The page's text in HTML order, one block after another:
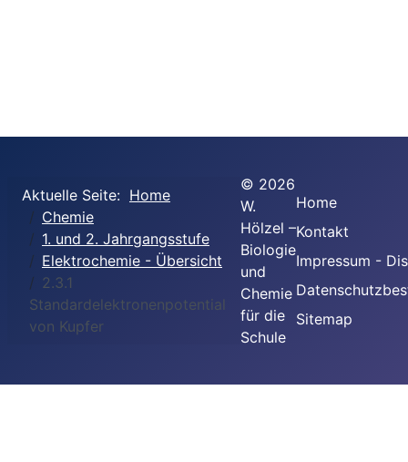
Aktuelle Seite: Home
Chemie
1. und 2. Jahrgangsstufe
Elektrochemie - Übersicht
2.3.1
Standardelektronenpotential
von Kupfer
© 2026
W.
Hölzel –
Biologie
und
Chemie
für die
Schule
Home
Kontakt
Impressum -
Sitemap